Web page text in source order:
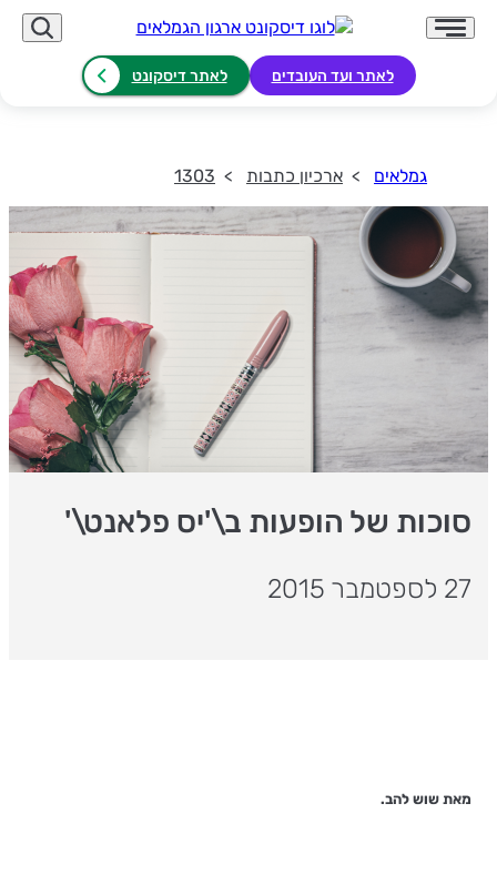
לאתר ועד העובדים לאתר דיסקונט
גמלאים ארכיון כתבות 1303
סוכות של הופעות ב\'יס פלאנט\'
27 לספטמבר 2015
מאת שוש להב.